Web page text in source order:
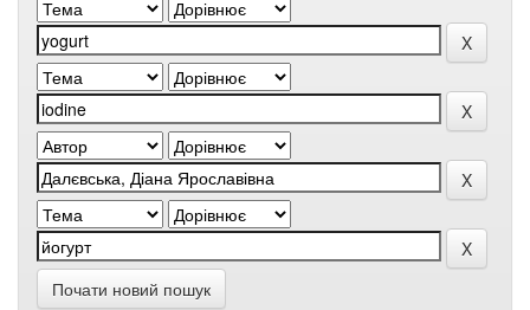
Почати новий пошук